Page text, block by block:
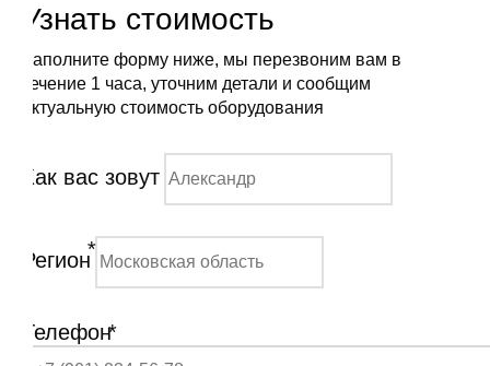
Узнать стоимость
Заполните форму ниже, мы перезвоним вам в
течение 1 часа, уточним детали и сообщим
актуальную стоимость оборудования
Как вас зовут
Регион*
Телефон*